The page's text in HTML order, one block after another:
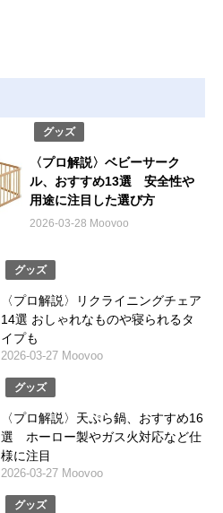
グッズ
〈プロ解説〉ベビーサーク
ル、おすすめ13選 安全性や
用途に注目した選び方
2026-03-28 Moovoo
グッズ
〈プロ解説〉リクライニングチェア
14選 おしゃれなものや寝られるタ
イプも
2026-03-27 Moovoo
グッズ
〈プロ解説〉天ぷら鍋、おすすめ16
選 ホーロー製やガス火対応など仕
様に注目
2026-03-27 Moovoo
グッズ